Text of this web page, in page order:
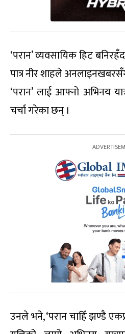
‘परान’ व्यवसायिक हिट
पात्र नीर शाहले
‘परान’ लाई आफ्नो अभिनय
चर्चा गरेका छन् ।
उनले भने, ‘परान चाहिँ झण्डै